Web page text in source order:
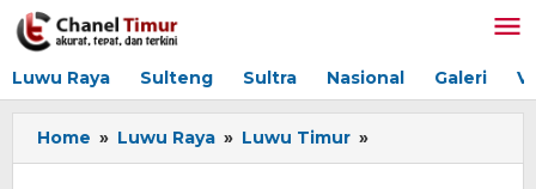
Lewati
ke
Luwu Raya Sulteng Sultra Nasional Galeri
Home » Luwu Raya » Luwu Timur »
Anak